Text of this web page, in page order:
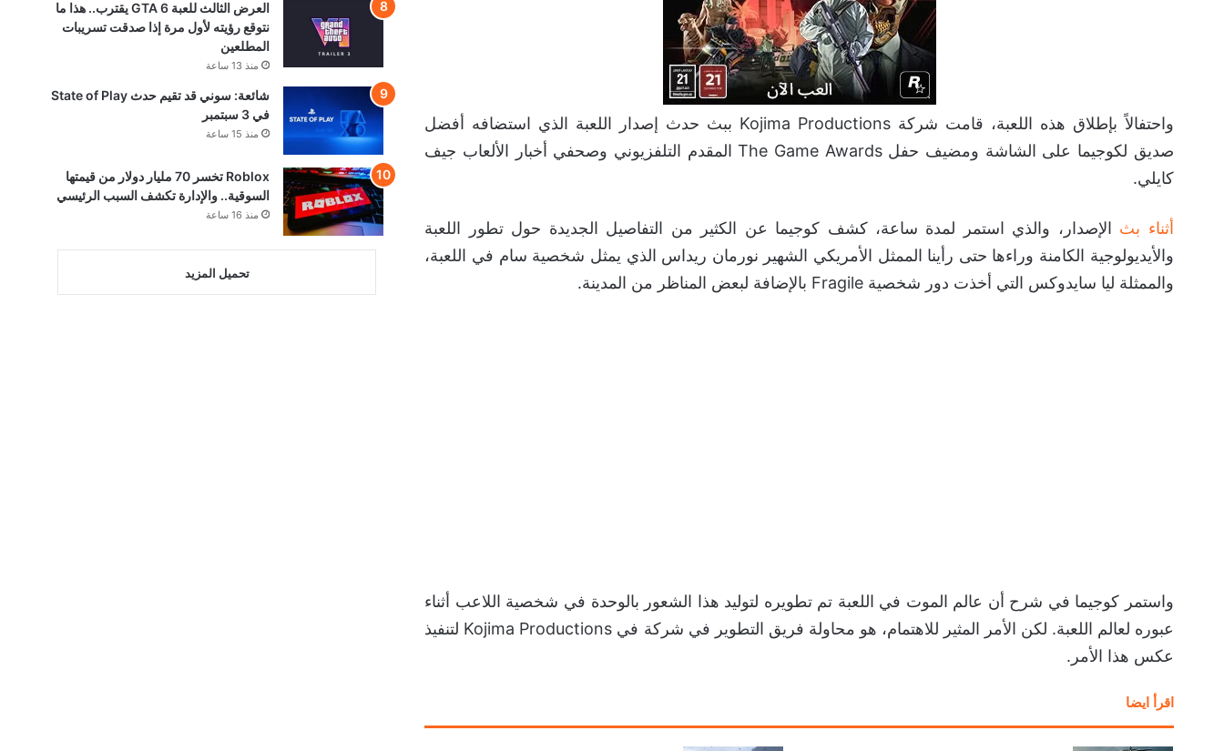
واحتفالاً بإطلاق هذه اللعبة، قامت شركة Kojima Productions ببث حدث إصدار اللعبة الذي استضافه أفضل
صديق لكوجيما على الشاشة ومضيف حفل The Game Awards المقدم التلفزيوني وصحفي أخبار الألعاب جيف
كايلي.
أثناء بث الإصدار، والذي استمر لمدة ساعة، كشف كوجيما عن الكثير من التفاصيل الجديدة حول تطور اللعبة
والأيديولوجية الكامنة وراءها حتى رأينا الممثل الأمريكي الشهير نورمان ريداس الذي يمثل شخصية سام في اللعبة،
والممثلة ليا سايدوكس التي أخذت دور شخصية Fragile بالإضافة لبعض المناظر من المدينة.
واستمر كوجيما في شرح أن عالم الموت في اللعبة تم تطويره لتوليد هذا الشعور بالوحدة في شخصية اللاعب أثناء
عبوره لعالم اللعبة. لكن الأمر المثير للاهتمام، هو محاولة فريق التطوير في شركة في Kojima Productions لتنفيذ
عكس هذا الأمر.
اقرأ ايضا
العرض الثالث للعبة GTA 6 يقترب.. هذا ما
نتوقع رؤيته لأول مرة إذا صدقت تسريبات
المطلعين
منذ 13 ساعة
شائعة: سوني قد تقيم حدث State of Play
في 3 سبتمبر
منذ 15 ساعة
Roblox تخسر 70 مليار دولار من قيمتها
السوقية.. والإدارة تكشف السبب الرئيسي
منذ 16 ساعة
تحميل المزيد